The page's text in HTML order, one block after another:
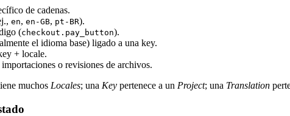
de cadenas.
en, en-GB, pt-BR).
(checkout.pay_button).
el idioma base) ligado a una key.
+ locale.
o revisiones de archivos.
muchos Locales; una Key pertenece a un Project; una Translation